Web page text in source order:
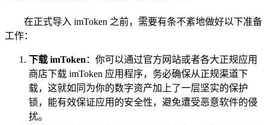
在正式导入 imToken 之前，需要有条不紊地做好以下准备
工作：
下载 imToken：你可以通过官方网站或者各大正规应用
商店下载 imToken 应用程序，务必确保从正规渠道下
载，这就如同为你的数字资产加上了一层坚实的保护
锁，能有效保证应用的安全性，避免遭受恶意软件的侵
扰。